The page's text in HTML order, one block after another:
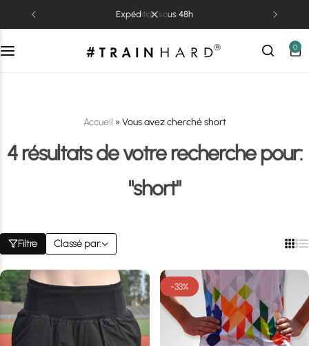
expédition sous 48h
0
Accueil » Vous avez cherché short
4 résultats de votre recherche pour:
"short"
Filtre Classé par:
-33%